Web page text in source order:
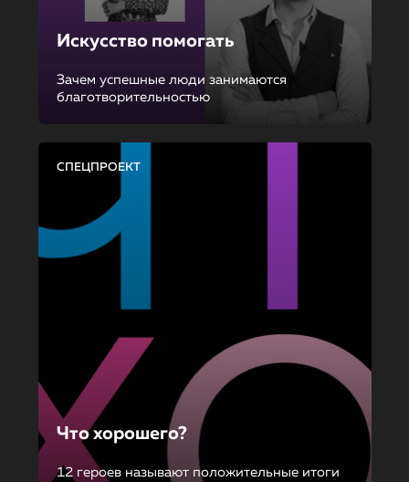
Искусство помогать
Зачем успешные люди занимаются
благотворительностью
СПЕЦПРОЕКТ
Что хорошего?
12 героев называют положительные итоги